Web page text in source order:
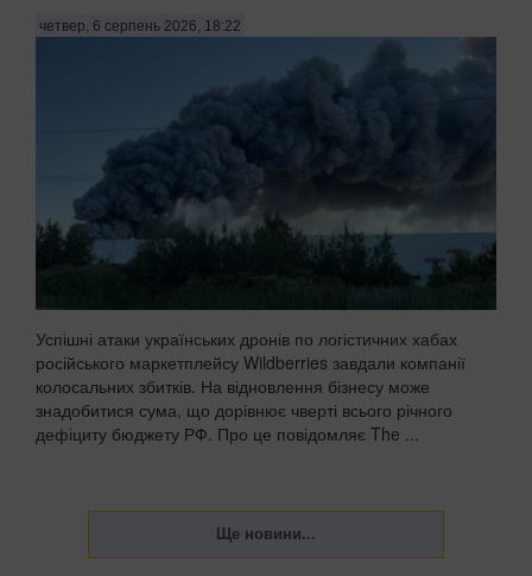
четвер, 6 серпень 2026, 18:22
Успішні атаки українських дронів по логістичних хабах
російського маркетплейсу Wildberries завдали компанії
колосальних збитків. На відновлення бізнесу може
знадобитися сума, що дорівнює чверті всього річного
дефіциту бюджету РФ. Про це повідомляє The ...